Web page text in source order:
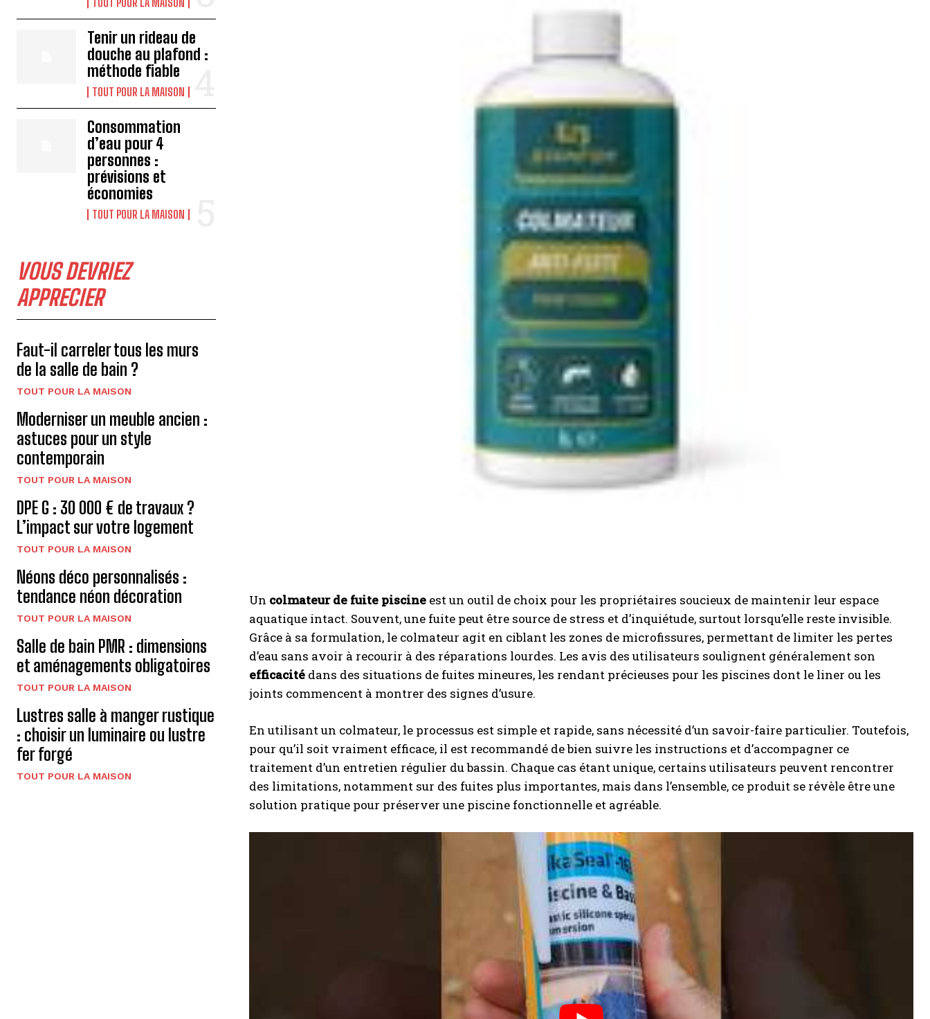
I WANT IN
A LIRE :
Lustres salle à manger rustique : choisir un
luminaire ou lustre fer forgé
Tenir un rideau de
douche au plafond :
méthode fiable
TOUT POUR LA MAISON
Consommation
d’eau pour 4
personnes :
prévisions et
économies
TOUT POUR LA MAISON
VOUS DEVRIEZ
APPRECIER
Faut-il carreler tous les murs
de la salle de bain ?
TOUT POUR LA MAISON
Moderniser un meuble ancien :
astuces pour un style
contemporain
TOUT POUR LA MAISON
DPE G : 30 000 € de travaux ?
L’impact sur votre logement
TOUT POUR LA MAISON
Néons déco personnalisés :
tendance néon décoration
TOUT POUR LA MAISON
Salle de bain PMR : dimensions
et aménagements obligatoires
TOUT POUR LA MAISON
Lustres salle à manger rustique
: choisir un luminaire ou lustre
fer forgé
TOUT POUR LA MAISON
Un colmateur de fuite piscine est un outil de choix pour les propriétaires soucieux de maintenir leur espace
aquatique intact. Souvent, une fuite peut être source de stress et d’inquiétude, surtout lorsqu’elle reste invisible.
Grâce à sa formulation, le colmateur agit en ciblant les zones de microfissures, permettant de limiter les pertes
d’eau sans avoir à recourir à des réparations lourdes. Les avis des utilisateurs soulignent généralement son
efficacité dans des situations de fuites mineures, les rendant précieuses pour les piscines dont le liner ou les
joints commencent à montrer des signes d’usure.
En utilisant un colmateur, le processus est simple et rapide, sans nécessité d’un savoir-faire particulier. Toutefois,
pour qu’il soit vraiment efficace, il est recommandé de bien suivre les instructions et d’accompagner ce
traitement d’un entretien régulier du bassin. Chaque cas étant unique, certains utilisateurs peuvent rencontrer
des limitations, notamment sur des fuites plus importantes, mais dans l’ensemble, ce produit se révèle être une
solution pratique pour préserver une piscine fonctionnelle et agréable.